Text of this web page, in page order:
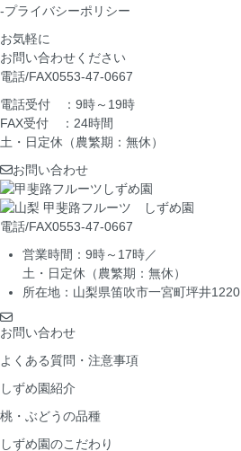
-プライバシーポリシー
お気軽に
お問い合わせください
電話/FAX0553-47-0667
電話受付 ：9時～19時
FAX受付 ：24時間
土・日定休（農繁期：無休）
お問い合わせ
電話/FAX0553-47-0667
営業時間：9時～17時／
土・日定休（農繁期：無休）
所在地：山梨県笛吹市一宮町坪井1220
お問い合わせ
よくある質問・注意事項
しずめ園紹介
桃・ぶどうの品種
しずめ園のこだわり